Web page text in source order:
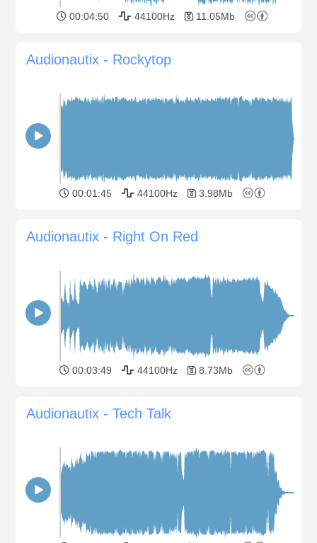
00:04:50 44100Hz 11.05Mb
Audionautix - Rockytop
00:01:45 44100Hz 3.98Mb
Audionautix - Right On Red
00:03:49 44100Hz 8.73Mb
Audionautix - Tech Talk